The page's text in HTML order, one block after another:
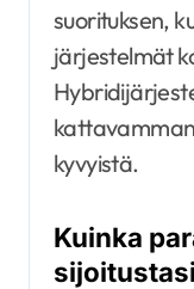
suorituksen,
järjestelmät
kyvyistä.
Kuinka
sijoitustasi